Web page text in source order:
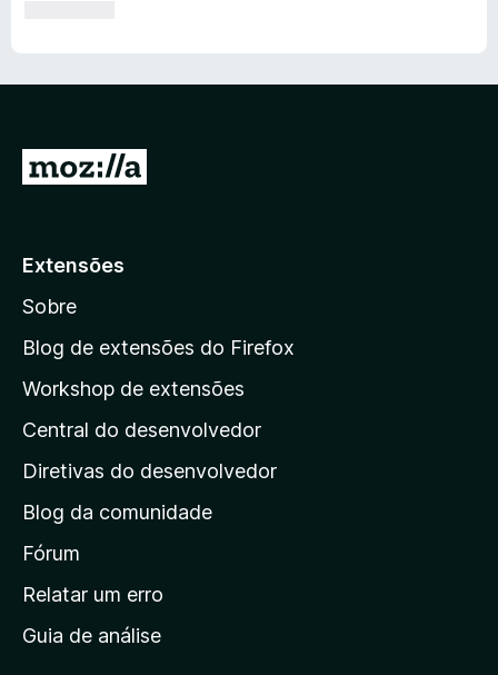
a
a
a
á
g
i
a
i
n
c
Extensões
Sobre
Blog de extensões do Firefox
Workshop de extensões
Central do desenvolvedor
Diretivas do desenvolvedor
Blog da comunidade
Fórum
Relatar um erro
Guia de análise